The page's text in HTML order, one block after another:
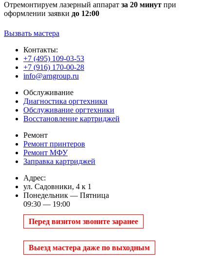
Отремонтируем лазерный аппарат за 20 минут при
оформлении заявки до 12:00
Вызвать мастера
Контакты:
+7 (495) 109-03-53
+7 (916) 170-00-28
info@arngroup.ru
Обслуживание
Диагностика оргтехники
Обслуживание оргтехники
Восстановление картриджей
Ремонт
Ремонт принтеров
Ремонт МФУ
Заправка картриджей
Адрес:
ул. Садовники, 4 к 1
Понедельник — Пятница
09:30 — 19:00
Перед визитом звоните заранее
Выезд мастера даже по выходным